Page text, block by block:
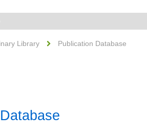
Library
Publication Database